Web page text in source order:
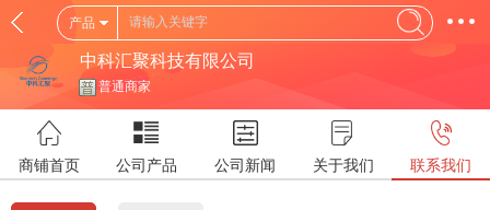
产品
中科汇聚科技有限公司
普通商家
商铺首页 公司产品 公司新闻 关于我们 联系我们